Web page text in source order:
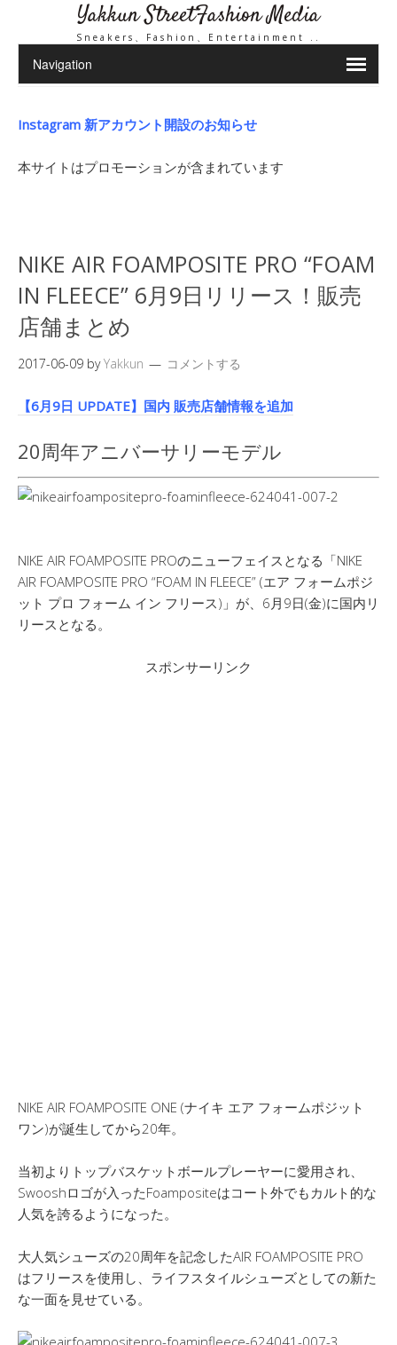
Yakkun StreetFashion Media
Sneakers、Fashion、Entertainment ..
Instagram 新アカウント開設のお知らせ
本サイトはプロモーションが含まれています
NIKE AIR FOAMPOSITE PRO “FOAM
IN FLEECE” 6月9日リリース！販売
店舗まとめ
2017-06-09 byYakkun コメントする
【6月9日 UPDATE】国内 販売店舗情報を追加
20周年アニバーサリーモデル
NIKE AIR FOAMPOSITE PROのニューフェイスとなる「NIKE
AIR FOAMPOSITE PRO “FOAM IN FLEECE” (エア フォームポジ
ット プロ フォーム イン フリース)」が、6月9日(金)に国内リ
リースとなる。
スポンサーリンク
NIKE AIR FOAMPOSITE ONE (ナイキ エア フォームポジット
ワン)が誕生してから20年。
当初よりトップバスケットボールプレーヤーに愛用され、
Swooshロゴが入ったFoampositeはコート外でもカルト的な
人気を誇るようになった。
大人気シューズの20周年を記念したAIR FOAMPOSITE PRO
はフリースを使用し、ライフスタイルシューズとしての新た
な一面を見せている。